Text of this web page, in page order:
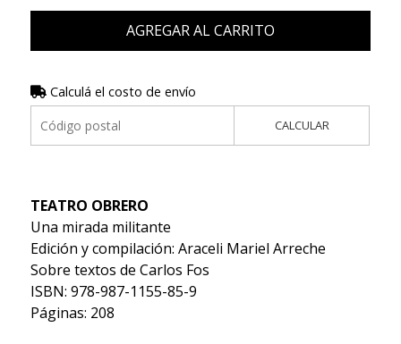
AGREGAR AL CARRITO
Calculá el costo de envío
CALCULAR
TEATRO OBRERO
Una mirada militante
Edición y compilación: Araceli Mariel Arreche
Sobre textos de Carlos Fos
ISBN: 978-987-1155-85-9
Páginas: 208